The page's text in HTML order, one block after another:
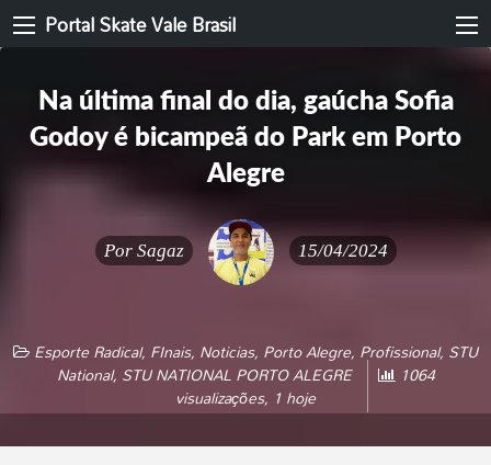
Portal Skate Vale Brasil
Na última final do dia, gaúcha Sofia
Godoy é bicampeã do Park em Porto
Alegre
Por Sagaz 15/04/2024
Esporte Radical, FInais, Noticias, Porto Alegre, Profissional, STU
National, STU NATIONAL PORTO ALEGRE 1064
visualizações, 1 hoje